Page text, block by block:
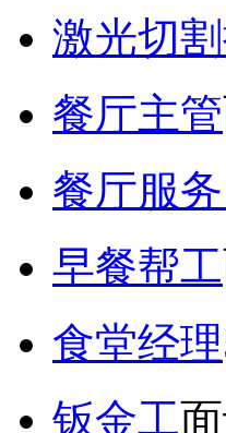
激光切
餐厅主管
餐厅服
早餐帮工
食堂经理
钣金工